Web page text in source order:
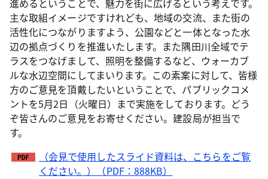
進めるということで、魅力を街に広げるという考えです。
主な取組イメージですけれども、地域の交流、また街の
活性化につながりますよう、公園などと一体となった水
辺の拠点づくりを推進いたします。また隅田川全域でテ
ラスをつなげまして、照明を整備するなど、ウォーカブ
ルな水辺空間にしてまいります。この素案に対して、皆様
方のご意見を頂戴したいということで、パブリックコメ
ントを5月2日（火曜日）まで実施をしております。どう
ぞ皆さんのご意見をお寄せください。建設局が担当で
す。
（会見で使用したスライド資料は、こちらをご覧
ください。）（PDF：888KB）